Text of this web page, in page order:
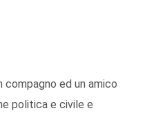
compagno ed un amico
politica e civile e